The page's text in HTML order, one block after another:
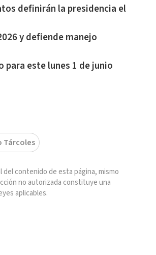
definirán la presidencia el
y defiende manejo
para este lunes 1 de junio
Tárcoles
contenido de esta página, mismo
no autorizada constituye una
aplicables.